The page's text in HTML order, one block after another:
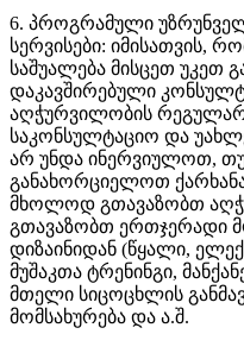
6. პროგრამული
სერვისები: იმისათვის,
საშუალება მისცეთ უკეთ
დაკავშირებული
აღჭურვილობის
საკონსულტაციო და
არ უნდა ინერვიულოთ,
განახორციელოთ ქარხანა
მხოლოდ გთავაზობთ
გთავაზობთ ერთჯერადი
დიზაინიდან (წყალი,
მუშაკთა ტრენინგი,
მთელი სიცოცხლის
მომსახურება და ა.შ.